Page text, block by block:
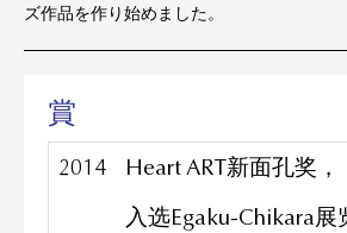
ズ作品を作り始めました。
賞
2014
Heart ART新面孔奖
入选Egaku-Chikara